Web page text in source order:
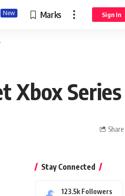
New Marks Sign In
Xbox Series
Share
Stay Connected
123.5k Followers